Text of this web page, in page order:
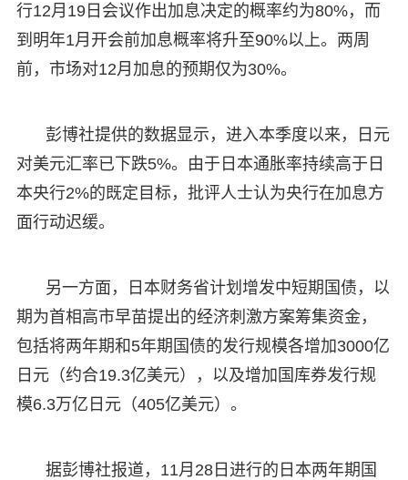
行12月19日会议作出加息决定的概率约为80%，而
到明年1月开会前加息概率将升至90%以上。两周
前，市场对12月加息的预期仅为30%。
彭博社提供的数据显示，进入本季度以来，日元
对美元汇率已下跌5%。由于日本通胀率持续高于日
本央行2%的既定目标，批评人士认为央行在加息方
面行动迟缓。
另一方面，日本财务省计划增发中短期国债，以
期为首相高市早苗提出的经济刺激方案筹集资金，
包括将两年期和5年期国债的发行规模各增加3000亿
日元（约合19.3亿美元），以及增加国库券发行规
模6.3万亿日元（405亿美元）。
据彭博社报道，11月28日进行的日本两年期国